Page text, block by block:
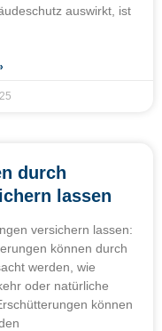
auswirkt, ist
durch
lassen
versichern lassen:
können durch
werden, wie
oder natürliche
können